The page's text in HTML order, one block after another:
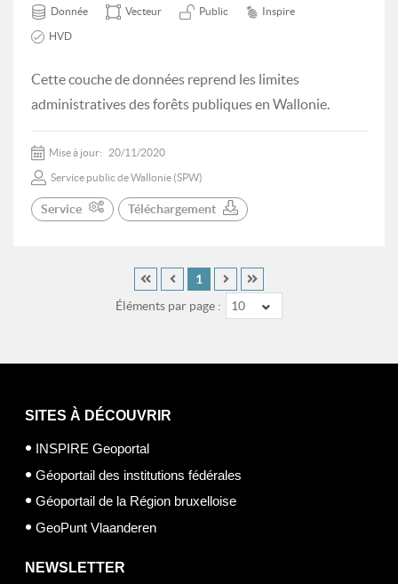
Donnée Vecteur Public Inspire
HVD
Cette couche de données reprend les limites
administratives des forêts publiques en Wallonie.
Mise à jour: 20/11/2020
Service public de Wallonie (SPW)
Service Téléchargement
Éléments par page : 10
1
SITES À DÉCOUVRIR
INSPIRE Geoportal
Géoportail des institutions fédérales
Géoportail de la Région bruxelloise
GeoPunt Vlaanderen
NEWSLETTER